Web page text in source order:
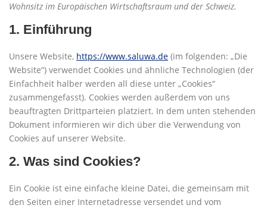
Wohnsitz im Europäischen Wirtschaftsraum und der Schweiz.
1. Einführung
Unsere Website, https://www.saluwa.de (im folgenden: „Die
Website“) verwendet Cookies und ähnliche Technologien (der
Einfachheit halber werden all diese unter „Cookies“
zusammengefasst). Cookies werden außerdem von uns
beauftragten Drittparteien platziert. In dem unten stehenden
Dokument informieren wir dich über die Verwendung von
Cookies auf unserer Website.
2. Was sind Cookies?
Ein Cookie ist eine einfache kleine Datei, die gemeinsam mit
den Seiten einer Internetadresse versendet und vom